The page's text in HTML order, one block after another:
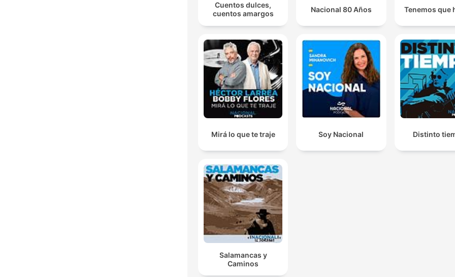
Cuentos dulces,
cuentos amargos
Nacional 80 Años Tenemos que
Mirá lo que te traje Soy Nacional Distinto
Salamancas y
Caminos